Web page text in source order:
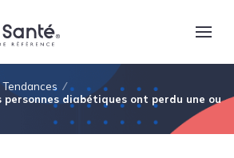
Tendances
personnes diabétiques ont perdu une ou